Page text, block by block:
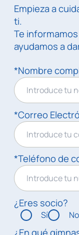
Empieza a
ti.
Te
ayudamos a
*Nombre
*Correo
*Teléfono de
¿Eres socio?
Sí No
¿En qué